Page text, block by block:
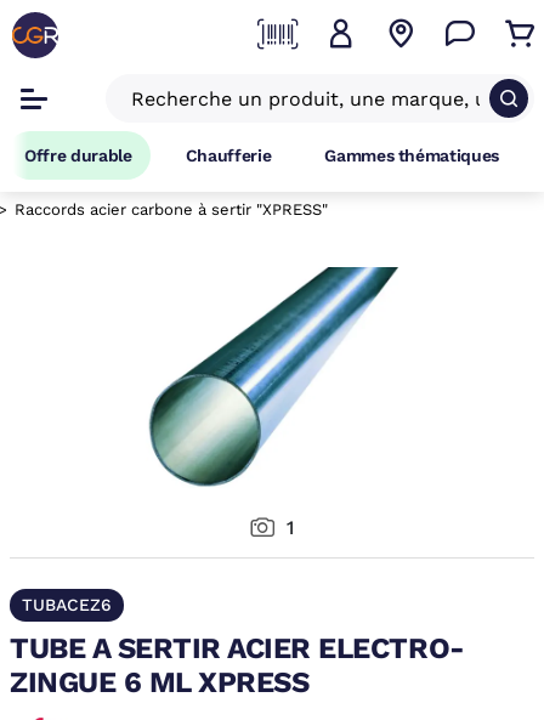
Offre durable Chaufferie Gammes thématiques
Raccords acier carbone à sertir "XPRESS"
1
TUBACEZ6
TUBE A SERTIR ACIER ELECTRO-
ZINGUE 6 ML XPRESS